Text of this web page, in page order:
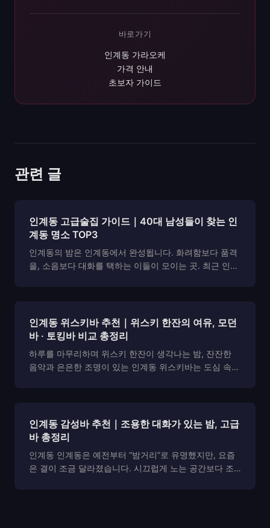
바로가기
인계동 가라오케
가격 안내
초보자 가이드
관련 글
인계동 고급술집 가이드｜40대 남성들이 찾는 인
계동 명소 TOP3
인계동의 밤은 인계동에서 완성됩니다. 화려함보다 품격
을, 소음보다 대화를 택하는 이들이 모이는 곳. 최근 인계
인계동 위스키바 추천｜위스키 한잔의 여유, 모던
바 · 토킹바 비교 총정리
하루를 마무리하며 위스키 한잔이 생각나는 밤, 잔잔한
음악과 은은한 조명이 있는 인계동 위스키바는 도심 속에
인계동 감성바 추천｜조용한 대화가 있는 밤, 고급
바 총정리
인계동 인계동은 예전부터 “밤거리”로 유명했지만, 요즘
은 결이 조금 달라졌습니다. 시끄럽게 노는 공간보다 조